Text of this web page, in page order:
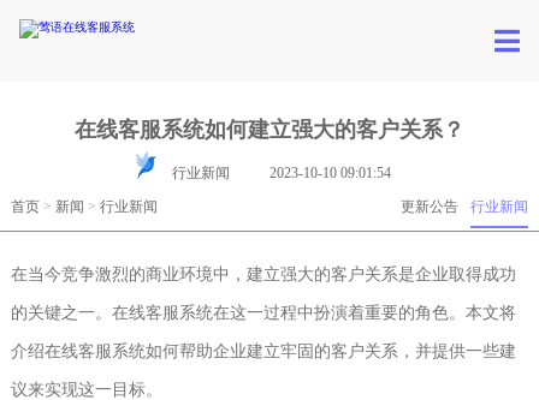
在线客服系统如何建立强大的客户关系？
行业新闻
2023-10-10 09:01:54
行业新闻
更新公告
首页> 新闻 > 行业新闻
在当今竞争激烈的商业环境中，建立强大的客户关系是企业取得成功
的关键之一。在线客服系统在这一过程中扮演着重要的角色。本文将
介绍在线客服系统如何帮助企业建立牢固的客户关系，并提供一些建
议来实现这一目标。